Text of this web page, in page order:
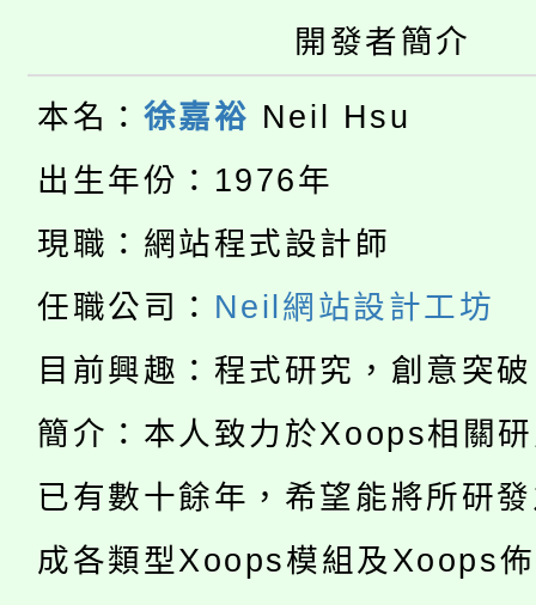
桃園市115學年度學生
生本土語及新住民語歌
公告本校115學年度第
代理(課)教師甄選結果(
公告本校115學年度第
代理(課)教師甄選結果(
《TA101》溝通分析基
程，歡迎學生輔導中心
心理、諮商輔導、社會
系所師生報名參加。
115年食農教育專業人
學期銜接期間理賠案件
學籍身 分審查程序及
淨零綠領人才培育課程
公告本校115學年度第
代理(課)教師甄選結果(
「2026金融保險知識
開發者簡介
本名： 徐嘉裕 Neil Hsu
出生年份：1976年
現職：網站程式設計師
任職公司： Neil網站設計工坊
目前興趣：程式研究，創意突
簡介：本人致力於Xoops相關
已有數十餘年，希望能將所研
成各類型Xoops模組及Xoops